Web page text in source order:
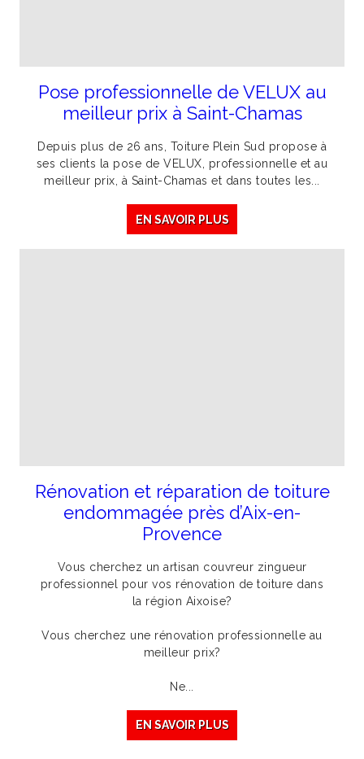
Pose professionnelle de VELUX au
meilleur prix à Saint-Chamas
Depuis plus de 26 ans, Toiture Plein Sud propose à
ses clients la pose de VELUX, professionnelle et au
meilleur prix, à Saint-Chamas et dans toutes les...
EN SAVOIR PLUS
Rénovation et réparation de toiture
endommagée près d’Aix-en-
Provence
Vous cherchez un artisan couvreur zingueur
professionnel pour vos rénovation de toiture dans
la région Aixoise?
Vous cherchez une rénovation professionnelle au
meilleur prix?
Ne...
EN SAVOIR PLUS